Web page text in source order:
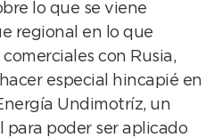
lo que se viene
regional en lo que
con Rusia,
especial hincapié en
Undimotríz, un
para poder ser aplicado